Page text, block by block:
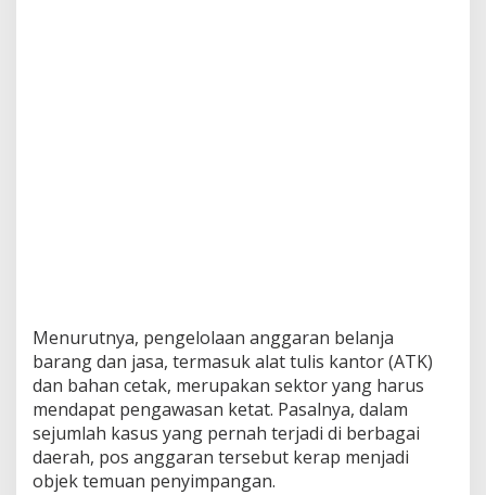
Menurutnya, pengelolaan anggaran belanja
barang dan jasa, termasuk alat tulis kantor (ATK)
dan bahan cetak, merupakan sektor yang harus
mendapat pengawasan ketat. Pasalnya, dalam
sejumlah kasus yang pernah terjadi di berbagai
daerah, pos anggaran tersebut kerap menjadi
objek temuan penyimpangan.